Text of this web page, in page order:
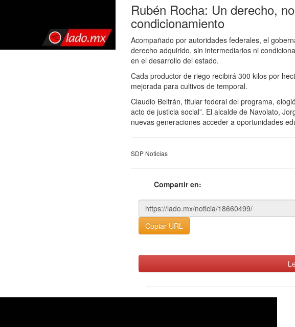
Rubén Rocha: Un derecho,
condicionamiento
Acompañado por autoridades federales, el
derecho adquirido, sin intermediarios ni
en el desarrollo del estado.
Cada productor de riego recibirá 300 kilos por
mejorada para cultivos de temporal.
Claudio Beltrán, titular federal del programa,
acto de justicia social”. El alcalde de Navolato,
nuevas generaciones acceder a oportunidades
SDP Noticias
Compartir en:
Copiar URL